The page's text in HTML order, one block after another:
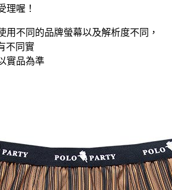
理喔！
不同的品牌螢幕以及解析度不同，
不同實
實品為準